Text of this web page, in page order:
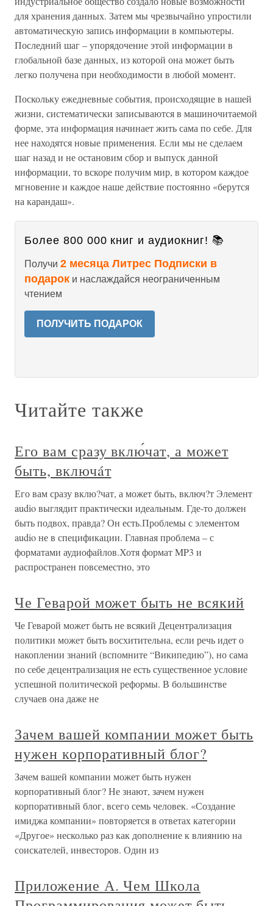
для хранения данных. Затем мы чрезвычайно упростили
автоматическую запись информации в компьютеры.
Последний шаг – упорядочение этой информации в
глобальной базе данных, из которой она может быть
легко получена при необходимости в любой момент.
Поскольку ежедневные события, происходящие в нашей
жизни, систематически записываются в машиночитаемой
форме, эта информация начинает жить сама по себе. Для
нее находятся новые применения. Если мы не сделаем
шаг назад и не остановим сбор и выпуск данной
информации, то вскоре получим мир, в котором каждое
мгновение и каждое наше действие постоянно «берутся
на карандаш».
Более 800 000 книг и аудиокниг! 📚
Получи 2 месяца Литрес Подписки в
подарок и наслаждайся неограниченным
чтением
ПОЛУЧИТЬ ПОДАРОК
Читайте также
Его вам сразу вклю́чат, а может
быть, включáт
Его вам сразу вклю?чат, а может быть, включ?т Элемент
audio выглядит практически идеальным. Где-то должен
быть подвох, правда? Он есть.Проблемы с элементом
audio не в спецификации. Главная проблема – с
форматами аудиофайлов.Хотя формат MP3 и
распространен повсеместно, это
Че Геварой может быть не всякий
Че Геварой может быть не всякий Децентрализация
политики может быть восхитительна, если речь идет о
накоплении знаний (вспомните “Википедию”), но сама
по себе децентрализация не есть существенное условие
успешной политической реформы. В большинстве
случаев она даже не
Зачем вашей компании может быть
нужен корпоративный блог?
Зачем вашей компании может быть нужен
корпоративный блог? Не знают, зачем нужен
корпоративный блог, всего семь человек. «Создание
имиджа компании» повторяется в ответах категории
«Другое» несколько раз как дополнение к влиянию на
соискателей, инвесторов. Один из
Приложение А. Чем Школа